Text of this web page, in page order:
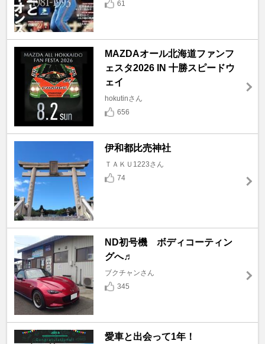
61
MAZDAオール北海道ファンフ
ェスタ2026 IN 十勝スピードウ
ェイ
hokutinさん
656
伊和都比売神社
ＴＡＫＵ1223さん
74
ND初号機 ボディコーティン
グへ♬
ブクチャンさん
345
愛車と出会って1年！